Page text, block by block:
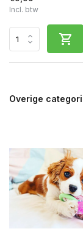
Incl. btw
Overige